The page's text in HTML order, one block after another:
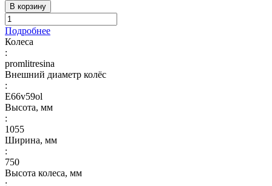
В корзину
Подробнее
Колеса
:
promlitresina
Внешний диаметр колёс
:
E66v59ol
Высота, мм
:
1055
Ширина, мм
:
750
Высота колеса, мм
: